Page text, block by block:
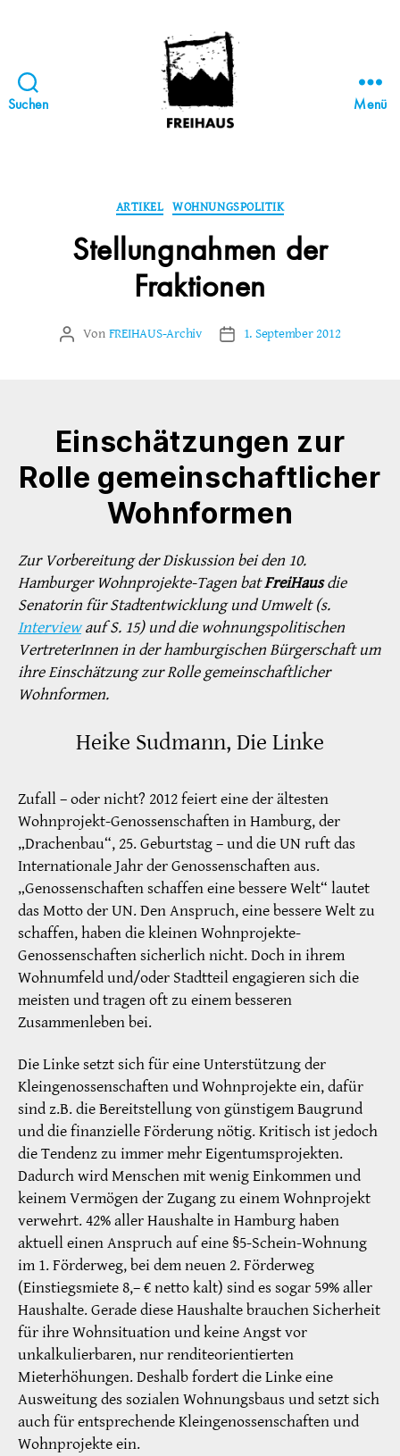
Suchen
STATTBAU
HAMBURG
Menü
Kategorien
ARTIKEL WOHNUNGSPOLITIK
Stellungnahmen der
Fraktionen
Beitragsautor
Von FREIHAUS-Archiv Veröffentlichungsdatum
1. September 2012
Einschätzungen zur
Rolle gemeinschaftlicher
Wohnformen
Zur Vorbereitung der Diskussion bei den 10.
Hamburger Wohnprojekte-Tagen batFreiHausdie
Senatorin für Stadtentwicklung und Umwelt (s.
Interviewauf S. 15) und die wohnungspolitischen
VertreterInnen in der hamburgischen Bürgerschaft um
ihre Einschätzung zur Rolle gemeinschaftlicher
Wohnformen.
Heike Sudmann, Die Linke
Zufall – oder nicht? 2012 feiert eine der ältesten
Wohnprojekt-Genossenschaften in Hamburg, der
„Drachenbau“, 25. Geburtstag – und die UN ruft das
Internationale Jahr der Genossenschaften aus.
„Genossenschaften schaffen eine bessere Welt“ lautet
das Motto der UN. Den Anspruch, eine bessere Welt zu
schaffen, haben die kleinen Wohnprojekte-
Genossenschaften sicherlich nicht. Doch in ihrem
Wohnumfeld und/oder Stadtteil engagieren sich die
meisten und tragen oft zu einem besseren
Zusammenleben bei.
Die Linke setzt sich für eine Unterstützung der
Kleingenossenschaften und Wohnprojekte ein, dafür
sind z.B. die Bereitstellung von günstigem Baugrund
und die finanzielle Förderung nötig. Kritisch ist jedoch
die Tendenz zu immer mehr Eigentumsprojekten.
Dadurch wird Menschen mit wenig Einkommen und
keinem Vermögen der Zugang zu einem Wohnprojekt
verwehrt. 42% aller Haushalte in Hamburg haben
aktuell einen Anspruch auf eine §5-Schein-Wohnung
im 1. Förderweg, bei dem neuen 2. Förderweg
(Einstiegsmiete 8,– € netto kalt) sind es sogar 59% aller
Haushalte. Gerade diese Haushalte brauchen Sicherheit
für ihre Wohnsituation und keine Angst vor
unkalkulierbaren, nur renditeorientierten
Mieterhöhungen. Deshalb fordert die Linke eine
Ausweitung des sozialen Wohnungsbaus und setzt sich
auch für entsprechende Kleingenossenschaften und
Wohnprojekte ein.